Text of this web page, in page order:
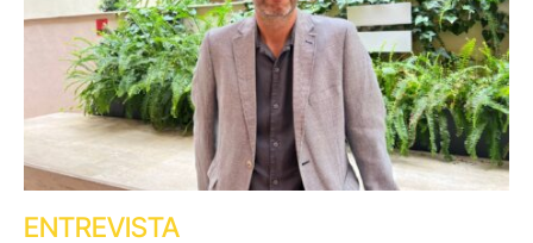
ENTREVISTA